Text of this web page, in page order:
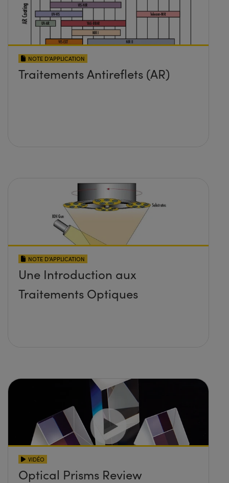
NOTE D’APPLICATION
Traitements Antireflets (AR)
NOTE D’APPLICATION
Une Introduction aux
Traitements Optiques
VIDÉO
Optical Prisms Review